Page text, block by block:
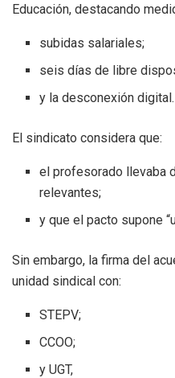
Educación, destacando
subidas salariales;
seis días de libre
y la desconexión digital.
El sindicato considera que:
el profesorado llevaba
relevantes;
y que el pacto supone
Sin embargo, la firma del
unidad sindical con:
STEPV;
CCOO;
y UGT,